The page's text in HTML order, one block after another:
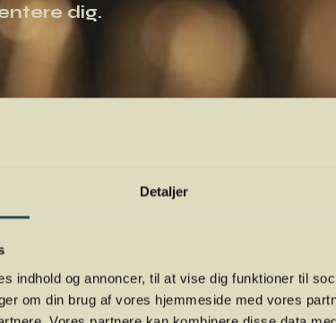
Detaljer
indhold og annoncer, til at vise dig funktioner til
om din brug af vores hjemmeside med vores
dig.